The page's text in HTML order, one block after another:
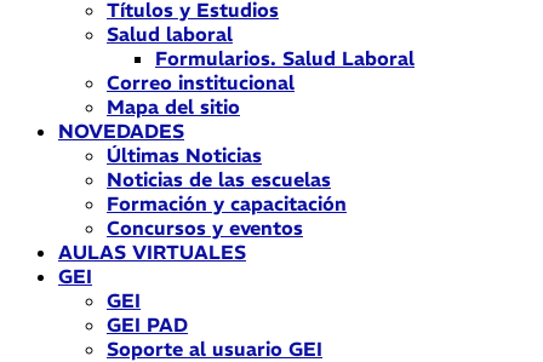
Títulos y Estudios
Salud laboral
Formularios. Salud Laboral
Correo institucional
Mapa del sitio
NOVEDADES
Últimas Noticias
Noticias de las escuelas
Formación y capacitación
Concursos y eventos
AULAS VIRTUALES
GEI
GEI
GEI PAD
Soporte al usuario GEI